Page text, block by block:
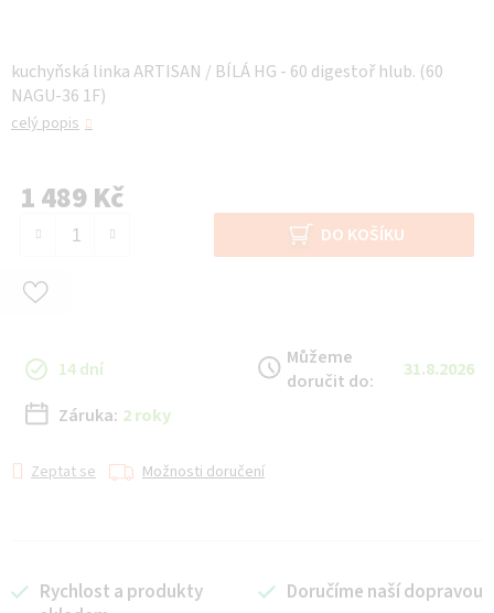
kuchyňská linka ARTISAN / BÍLÁ HG - 60 digestoř hlub. (60
NAGU-36 1F)
celý popis
1 489 Kč
DO KOŠÍKU
14 dní
Můžeme
doručit do:
31.8.2026
Záruka: 2 roky
Zeptat se Možnosti doručení
Rychlost a produkty
Doručíme naší dopravou